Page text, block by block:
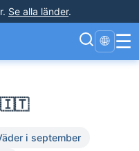
. Se alla länder.
🌐 ☰
🇮🇹
i september